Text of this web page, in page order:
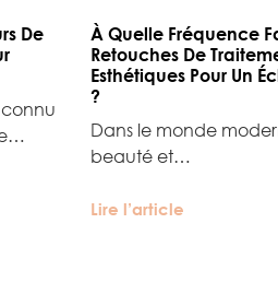
De
À Quelle Fréquence
Retouches De
Esthétiques Pour Un
?
Dans le monde
beauté et…
Lire l’article